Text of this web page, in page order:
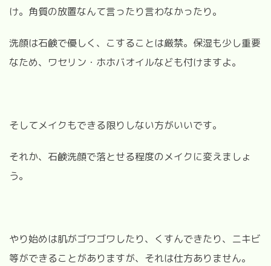
け。角質の放置なんて言ったり言わなかったり。
洗顔は石鹸で優しく、こすることは厳禁。保湿も少し重要
なため、ワセリン・ホホバオイルなども付けますよ。
そしてメイクもできる限りしない方がいいです。
それか、石鹸洗顔で落とせる程度のメイクに変えましょ
う。
やり始めは肌がゴワゴワしたり、くすんできたり、ニキビ
等ができることがありますが、それは仕方ありません。